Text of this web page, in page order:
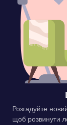
Розгадуйте
щоб розвинути